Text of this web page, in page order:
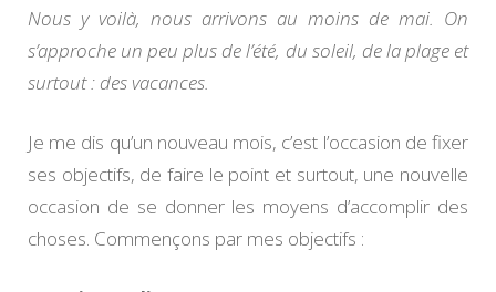
Nous y voilà, nous arrivons au moins de mai. On
s’approche un peu plus de l’été, du soleil, de la plage et
surtout : des vacances.
Je me dis qu’un nouveau mois, c’est l’occasion de fixer
ses objectifs, de faire le point et surtout, une nouvelle
occasion de se donner les moyens d’accomplir des
choses. Commençons par mes objectifs :